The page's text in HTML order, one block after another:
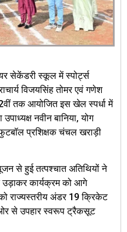
सेकेंडरी स्कूल में स्पोर्ट्स
विजयसिंह तोमर एवं गणेश
तक आयोजित इस खेल स्पर्धा में
नवीन बानिया, योग
प्रशिक्षक चंचल खराड़ी
से हुई तत्पश्चात अतिथियों ने
उड़ाकर कार्यक्रम को आगे
राज्यस्तरीय अंडर 19 क्रिकेट
से उपहार स्वरूप ट्रैकसूट